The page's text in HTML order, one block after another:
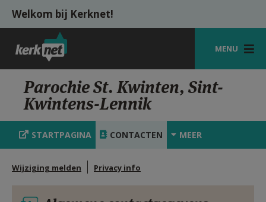
Overslaan en naar de inhoud gaan
Welkom bij Kerknet!
MENU
STARTPAGINA
KERK
VIERINGEN
Parochie St. Kwinten, Sint-
Kwintens-Lennik
STARTPAGINA CONTACTEN MEER
Wijziging melden Privacy info